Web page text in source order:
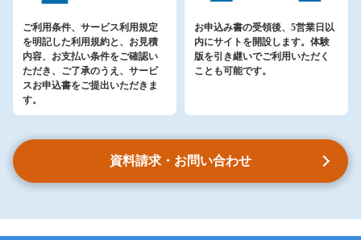
ご利用条件、サービス利用規定
を明記した利用規約と、お見積
内容、お支払い条件をご確認い
ただき、ご了承のうえ、サービ
スお申込書をご提出いただきま
す。
お申込み書の受領後、5営業日以
内にサイトを開設します。体験
版を引き継いでご利用いただく
ことも可能です。
資料請求・お問い合わせ